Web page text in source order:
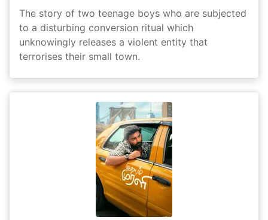
The story of two teenage boys who are subjected
to a disturbing conversion ritual which
unknowingly releases a violent entity that
terrorises their small town.